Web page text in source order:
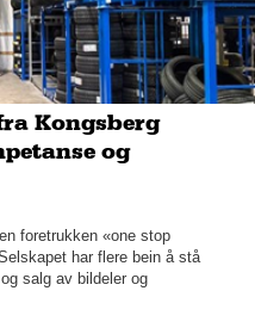
produkter innenfor
sammen
Kongsberg
og
foretrukken «one stop
har flere bein å stå
salg av bildeler og